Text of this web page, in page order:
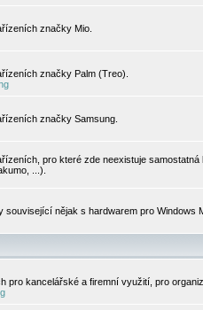
značky Mio.
značky Palm (Treo).
značky Samsung.
pro které zde neexistuje
...).
související nějak s hardwarem pro Windows
pro kancelářské a firemní využití, pro